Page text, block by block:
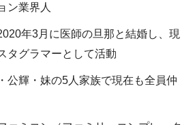
ン業界人
年3月に医師の旦那と結婚し、現
タグラマーとして活動
公輝・妹の5人家族で現在も全員仲